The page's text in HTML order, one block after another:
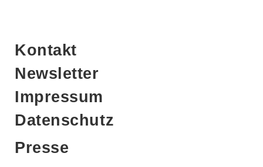
Kontakt
Newsletter
Impressum
Datenschutz
Presse